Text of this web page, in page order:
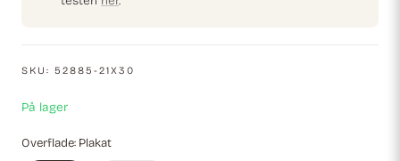
SKU: 52885-21X30
På lager
Overflade: Plakat